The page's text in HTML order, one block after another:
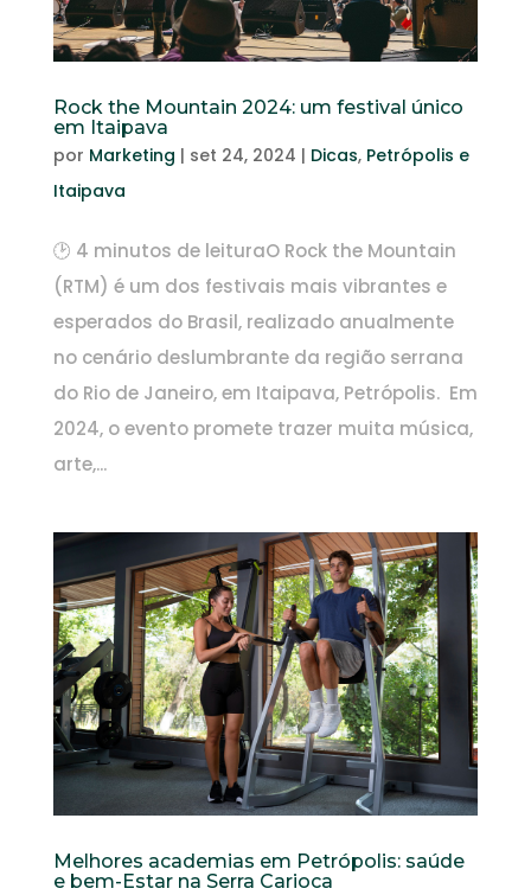
Rock the Mountain 2024: um festival único
em Itaipava
por Marketing | set 24, 2024 | Dicas, Petrópolis e
Itaipava
🕑 4 minutos de leituraO Rock the Mountain
(RTM) é um dos festivais mais vibrantes e
esperados do Brasil, realizado anualmente
no cenário deslumbrante da região serrana
do Rio de Janeiro, em Itaipava, Petrópolis. Em
2024, o evento promete trazer muita música,
arte,...
Melhores academias em Petrópolis: saúde
e bem-Estar na Serra Carioca